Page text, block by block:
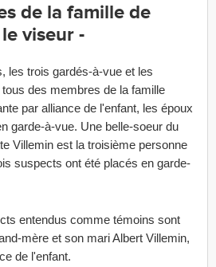
de la famille de
viseur -
les trois gardés-à-vue et les
des membres de la famille
par alliance de l'enfant, les époux
garde-à-vue. Une belle-soeur du
Villemin est la troisième personne
suspects ont été placés en garde-
entendus comme témoins sont
mère et son mari Albert Villemin,
de l'enfant.